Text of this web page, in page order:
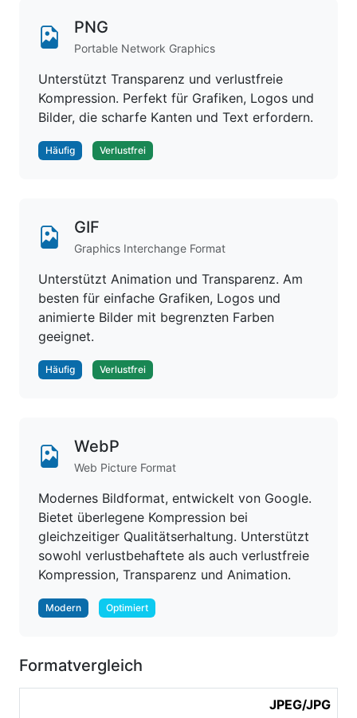
PNG
Portable Network Graphics
Unterstützt Transparenz und verlustfreie
Kompression. Perfekt für Grafiken, Logos und
Bilder, die scharfe Kanten und Text erfordern.
Häufig Verlustfrei
GIF
Graphics Interchange Format
Unterstützt Animation und Transparenz. Am
besten für einfache Grafiken, Logos und
animierte Bilder mit begrenzten Farben
geeignet.
Häufig Verlustfrei
WebP
Web Picture Format
Modernes Bildformat, entwickelt von Google.
Bietet überlegene Kompression bei
gleichzeitiger Qualitätserhaltung. Unterstützt
sowohl verlustbehaftete als auch verlustfreie
Kompression, Transparenz und Animation.
Modern Optimiert
Formatvergleich
JPEG/JPG